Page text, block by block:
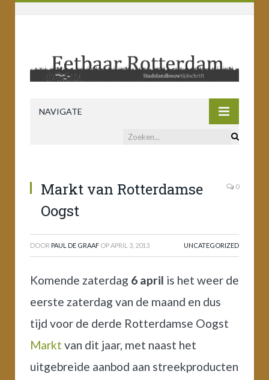
NAVIGATE
Markt van Rotterdamse
Oogst
0
DOOR PAUL DE GRAAF OPAPRIL 3, 2013 UNCATEGORIZED
Komende zaterdag 6 april is het weer de
eerste zaterdag van de maand en dus
tijd voor de derde Rotterdamse Oogst
Markt van dit jaar, met naast het
uitgebreide aanbod aan streekproducten